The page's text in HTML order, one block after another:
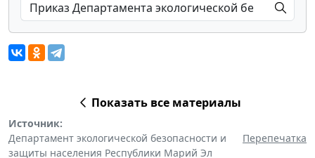
Показать все материалы
Источник:
Департамент экологической безопасности и
защиты населения Республики Марий Эл
Перепечатка